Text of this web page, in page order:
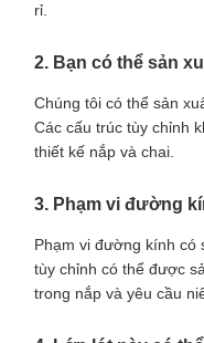
rỉ.
2. Bạn có thể sản
Chúng tôi có thể sản
Các cấu trúc tùy chỉnh
thiết kế nắp và chai.
3. Phạm vi đường
Phạm vi đường kính có
tùy chỉnh có thể được
trong nắp và yêu cầu